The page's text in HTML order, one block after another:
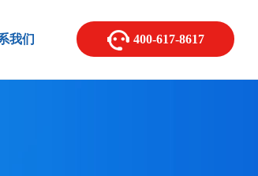
我们 400-617-8617